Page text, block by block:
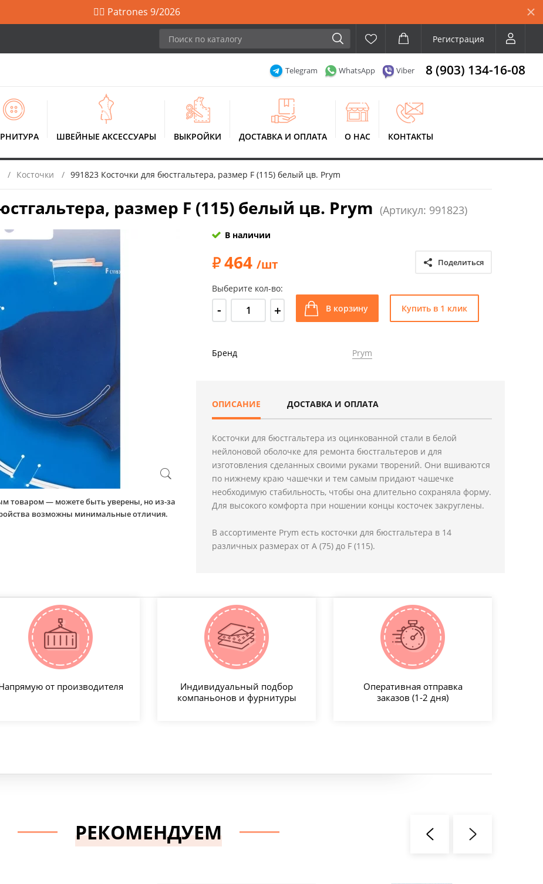
🙋‍♀️ Patrones 9/2026
Регистрация
Telegram WhatsApp Viber 8 (903) 134-16-08
ШВЕЙНЫЕ АКСЕССУАРЫ ВЫКРОЙКИ ДОСТАВКА И ОПЛАТА О НАС КОНТАКТЫ
Косточки 991823 Косточки для бюстгальтера, размер F (115) белый цв. Prym
размер F (115) белый цв. Prym (Артикул: 991823)
товаром — можете быть уверены, но из-за
возможны минимальные отличия.
В наличии
464 /шт Поделиться
Выберите кол-во:
- + В корзину Купить в 1 клик
Бренд Prym
ОПИСАНИЕ ДОСТАВКА И ОПЛАТА
Косточки для бюстгальтера из оцинкованной стали в белой
нейлоновой оболочке для ремонта бюстгальтеров и для
изготовления сделанных своими руками творений. Они вшиваются
по нижнему краю чашечки и тем самым придают чашечке
необходимую стабильность, чтобы она длительно сохраняла форму.
Для высокого комфорта при ношении концы косточек закруглены.
В ассортименте Prym есть косточки для бюстгальтера в 14
различных размерах от A (75) до F (115).
от производителя
Индивидуальный подбор
компаньонов и фурнитуры
Оперативная отправка
заказов (1-2 дня)
РЕКОМЕНДУЕМ